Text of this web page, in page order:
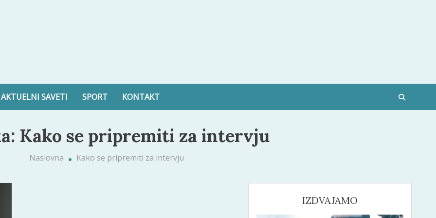
AKTUELNI SAVETI SPORT KONTAKT
Kako se pripremiti za intervju
Naslovna Kako se pripremiti za intervju
IZDVAJAMO